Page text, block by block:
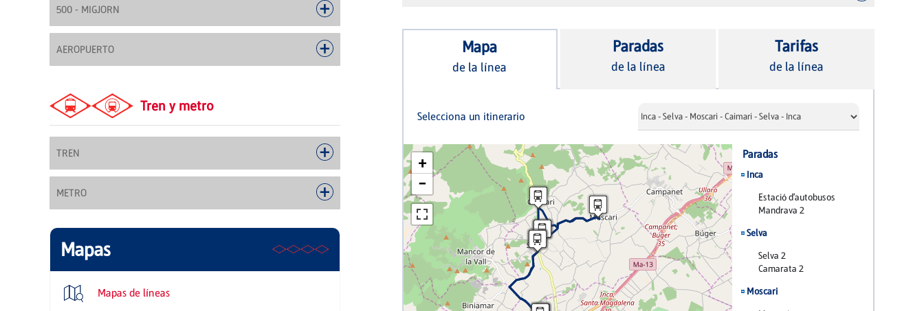
500 - MIGJORN
AEROPUERTO
Tren y metro
TREN
METRO
Mapas
Mapas de líneas
Mapa
de la línea
Paradas
de la línea
Tarifas
de la línea